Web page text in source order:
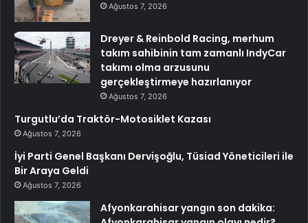
Ağustos 7, 2026
Dreyer & Reinbold Racing, merhum
takım sahibinin tam zamanlı IndyCar
takımı olma arzusunu
gerçekleştirmeye hazırlanıyor
Ağustos 7, 2026
Turgutlu’da Traktör-Motosiklet Kazası
Ağustos 7, 2026
İyi Parti Genel Başkanı Dervişoğlu, Tüsiad Yöneticileri ile
Bir Araya Geldi
Ağustos 7, 2026
Afyonkarahisar yangın son dakika: